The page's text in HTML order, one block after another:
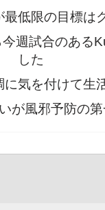
低限の目標は
週試合のある
した
気を付けて生
が風邪予防の